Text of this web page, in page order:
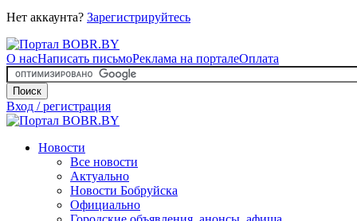
Нет аккаунта? Зарегистрируйтесь
О насНаписать письмоРеклама на порталеОплата
Поиск
Вход / регистрация
Новости
Все новости
Актуально
Новости Бобруйска
Официально